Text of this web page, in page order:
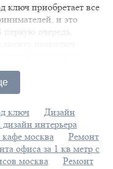
ключ приобретает все
и это
очередь,
её специфическим
площади становятся не
один важный аспект.
использует
материалы,
результатов.
ключ
Дизайн
интерьера
москва
Ремонт
офиса за 1 кв метр с
москва
Ремонт